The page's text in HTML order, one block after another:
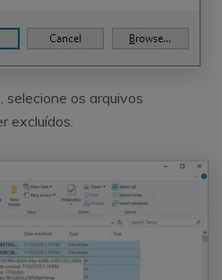
selecione os arquivos
excluídos.